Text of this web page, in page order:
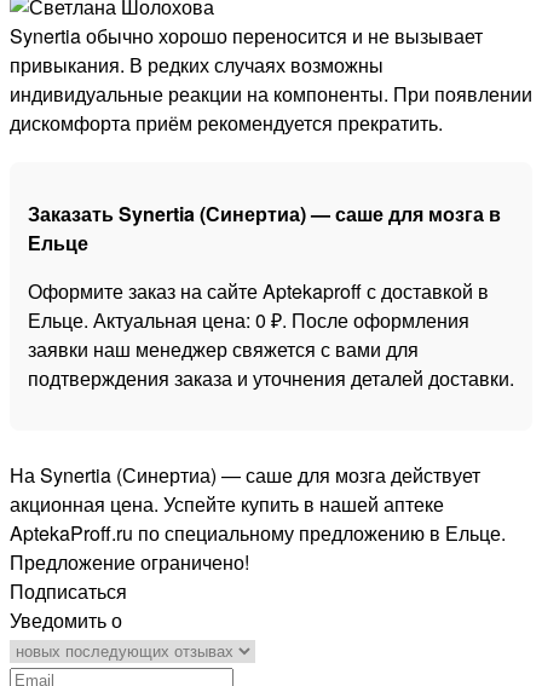
Synertia обычно хорошо переносится и не вызывает
привыкания. В редких случаях возможны
индивидуальные реакции на компоненты. При появлении
дискомфорта приём рекомендуется прекратить.
Заказать Synertia (Синертиа) — саше для мозга в
Ельце
Оформите заказ на сайте Aptekaproff с доставкой в
Ельце. Актуальная цена: 0 ₽. После оформления
заявки наш менеджер свяжется с вами для
подтверждения заказа и уточнения деталей доставки.
На Synertia (Синертиа) — саше для мозга действует
акционная цена. Успейте купить в нашей аптеке
AptekaProff.ru по специальному предложению в Ельце.
Предложение ограничено!
Подписаться
Уведомить о